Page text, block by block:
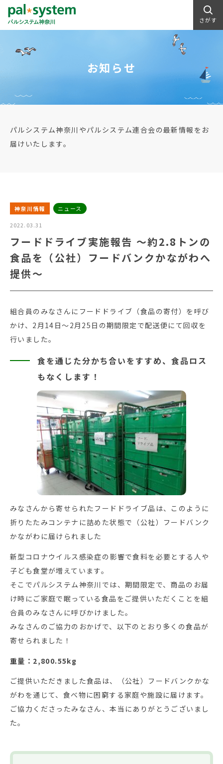
さがす
お知らせ
パルシステム神奈川やパルシステム連合会の最新情報をお
届けいたします。
神奈川情報 ニュース
2022.03.31
フードドライブ実施報告 ～約2.8トンの
食品を（公社）フードバンクかながわへ
提供～
組合員のみなさんにフードドライブ（食品の寄付）を呼び
かけ、2月14日～2月25日の期間限定で配送便にて回収を
行いました。
食を通じた分かち合いをすすめ、食品ロス
もなくします！
みなさんから寄せられたフードドライブ品は、このように
折りたたみコンテナに詰めた状態で（公社）フードバンク
かながわに届けられました
新型コロナウイルス感染症の影響で食料を必要とする人や
子ども食堂が増えています。
そこでパルシステム神奈川では、期間限定で、商品のお届
け時にご家庭で眠っている食品をご提供いただくことを組
合員のみなさんに呼びかけました。
みなさんのご協力のおかげで、以下のとおり多くの食品が
寄せられました！
重量：2,800.55kg
ご提供いただきました食品は、（公社）フードバンクかな
がわを通じて、食べ物に困窮する家庭や施設に届けます。
ご協力くださったみなさん、本当にありがとうございまし
た。